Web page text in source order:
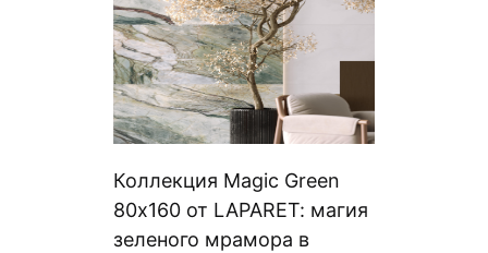
Коллекция Magic Green
80х160 от LAPARET: магия
зеленого мрамора в